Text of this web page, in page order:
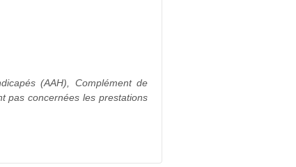
(AAH), Complément de
pas concernées les prestations